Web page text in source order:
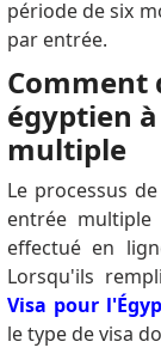
période de six
par entrée.
Comment
égyptien
multiple
Le processus
entrée
effectué en
Lorsqu'ils
Visa pour
le type de visa